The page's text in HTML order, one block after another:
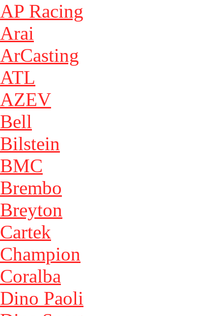
AP Racing
Arai
ArCasting
ATL
AZEV
Bell
Bilstein
BMC
Brembo
Breyton
Cartek
Champion
Coralba
Dino Paoli